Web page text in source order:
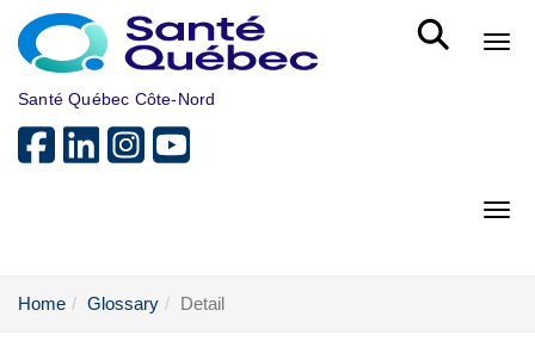
Skip to main content
Santé Québec Côte-Nord
Home Glossary Detail